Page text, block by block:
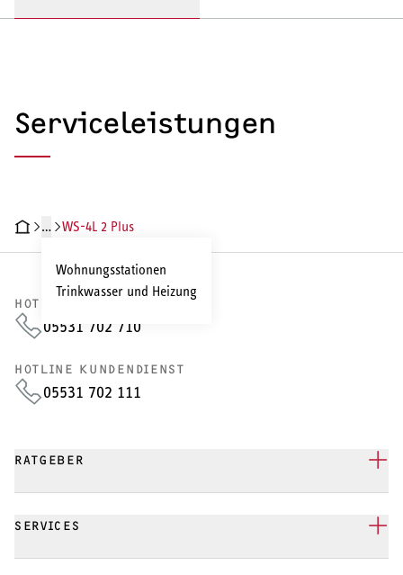
Serviceleistungen
DATENDOKUMENTE
…
Wohnungsstationen
Trinkwasser und Heizung
WS-4L 2 Plus
HOTLINE VERTRIEB
05531 702 710
HOTLINE KUNDENDIENST
05531 702 111
RATGEBER
SERVICES